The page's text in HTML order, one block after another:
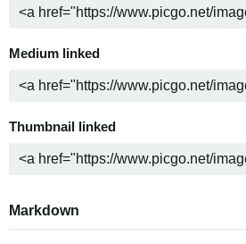
Medium linked
Thumbnail linked
Markdown